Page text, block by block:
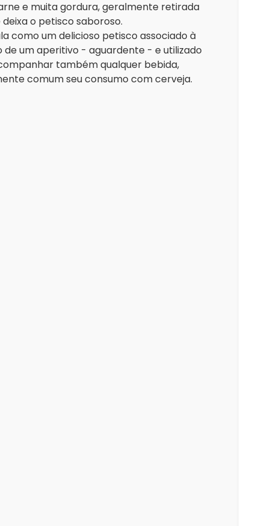
e muita gordura, geralmente retirada
o petisco saboroso.
como um delicioso petisco associado à
um aperitivo - aguardente - e utilizado
também qualquer bebida,
comum seu consumo com cerveja.